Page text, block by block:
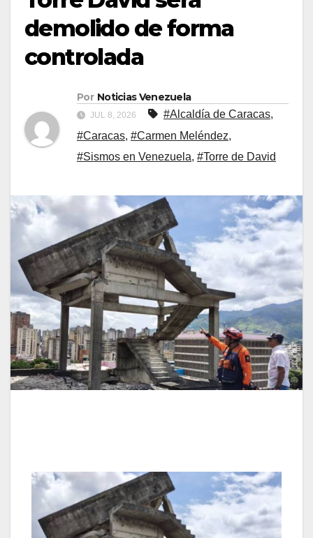
demolido de forma
controlada
Por Noticias Venezuela
JUL 8, 2026 #Alcaldía de Caracas,
#Caracas, #Carmen Meléndez,
#Sismos en Venezuela, #Torre de David